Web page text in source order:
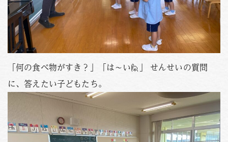
土 / 9:00-12:00
「何の食べ物がすき？」「は～い🙋」 せんせいの質問
に、答えたい子どもたち。